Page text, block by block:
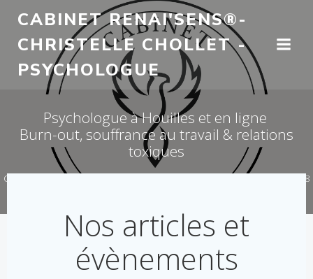
Aller
au
contenu
CABINET RENAI'SENS®-
CHRISTELLE CHOLLET -
PSYCHOLOGUE
Psychologue à Houilles et en ligne
Burn-out, souffrance au travail & relations
toxiques
Consultations visio ou téléphone, partout en France / Présentiel dans le 78
Nos articles et
évènements